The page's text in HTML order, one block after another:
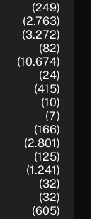
(249)
(2.763)
(3.272)
(82)
(10.674)
(24)
(415)
(10)
(7)
(166)
(2.801)
(125)
(1.241)
(32)
(32)
(605)